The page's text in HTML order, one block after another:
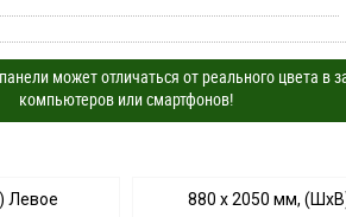
может отличаться от реального цвета в
компьютеров или смартфонов!
Левое 880 х 2050 мм,